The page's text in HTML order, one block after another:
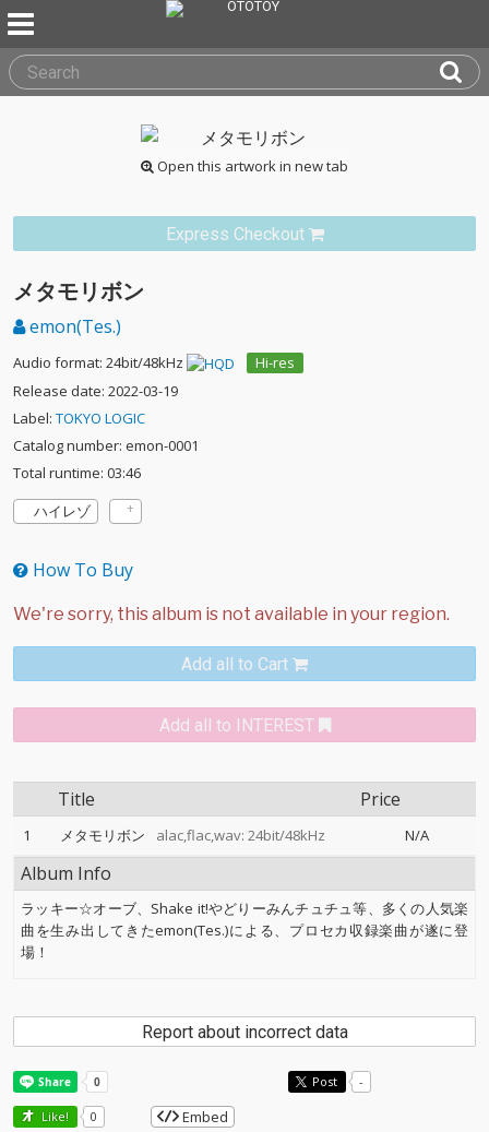
Open this artwork in new tab
Express Checkout
メタモリボン
emon(Tes.)
Audio format: 24bit/48kHz
Hi-res
Release date: 2022-03-19
Label: TOKYO LOGIC
Catalog number: emon-0001
Total runtime: 03:46
ハイレゾ
How To Buy
Add all to Cart
Add all to INTEREST
Title Price
1 メタモリボン alac,flac,wav: 24bit/48kHz N/A
Album Info
ラッキー☆オーブ、Shake it!やどりーみんチュチュ等、多くの人気楽
曲を生み出してきたemon(Tes.)による、プロセカ収録楽曲が遂に登
場！
Report about incorrect data
Post -
Like! 0 Embed